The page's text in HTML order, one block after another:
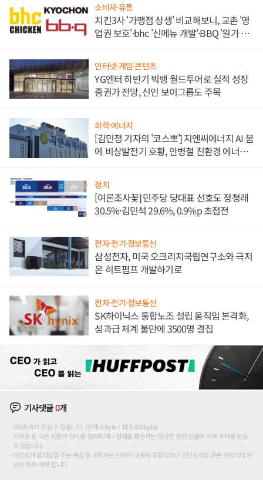
소비자·유통
치킨3사 '가맹점 상생' 비교해보니, 교촌 '영
업권 보호'·bhc '신메뉴 개발'·BBQ '원가 부
인터넷·게임·콘텐츠
YG엔터 하반기 빅뱅 월드투어로 실적 성장
증권가 전망, 신인 보이그룹도 주목
화학·에너지
[김민정 기자의 '코스뽀'] 지엔씨에너지 AI 붐
에 비상발전기 호황, 안병철 친환경 에너지
정치
[여론조사꽃] 민주당 당대표 선호도 정청래
30.5%·김민석 29.6%, 0.9%p 초접전
전자·전기·정보통신
삼성전자, 미국 오크리지국립연구소와 극저
온 히트펌프 개발하기로
전자·전기·정보통신
SK하이닉스 통합노조 설립 움직임 본격화,
성과급 체계 불만에 3500명 결집
기사댓글0개
200자까지 쓰실 수 있습니다. (현재 0 byte / 최대 400byte)
저작권 등 다른 사람의 권리를 침해하거나 명예를 훼손하는 댓글은 관련 법률에 의해 제재를 받을
수 있습니다.
타인에게 불쾌감을 주는 욕설 등 비하하는 단어가 내용에 포함되거나 인신공격성 글은 관리자의 판
단에 의해 삭제 합니다.